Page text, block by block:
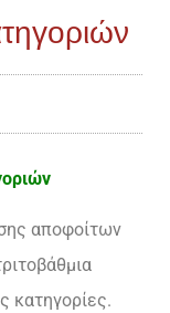
αποφοίτων
κατηγορίες.